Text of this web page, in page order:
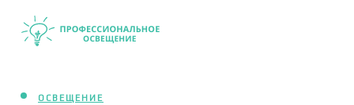
ОСВЕЩЕНИЕ